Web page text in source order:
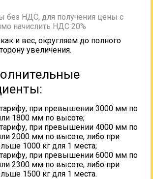
без НДС, для получения цены с
начислить НДС 20%
и вес, округляем до полного
увеличения.
при превышении 3000 мм по
1800 мм по высоте;
при превышении 4000 мм по
2000 мм по высоте, либо при
1000 кг для 1 места;
при превышении 6000 мм по
2300 мм по высоте, либо при
1500 кг для 1 места.